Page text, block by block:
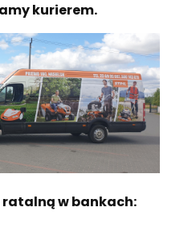
kurierem.
w bankach: